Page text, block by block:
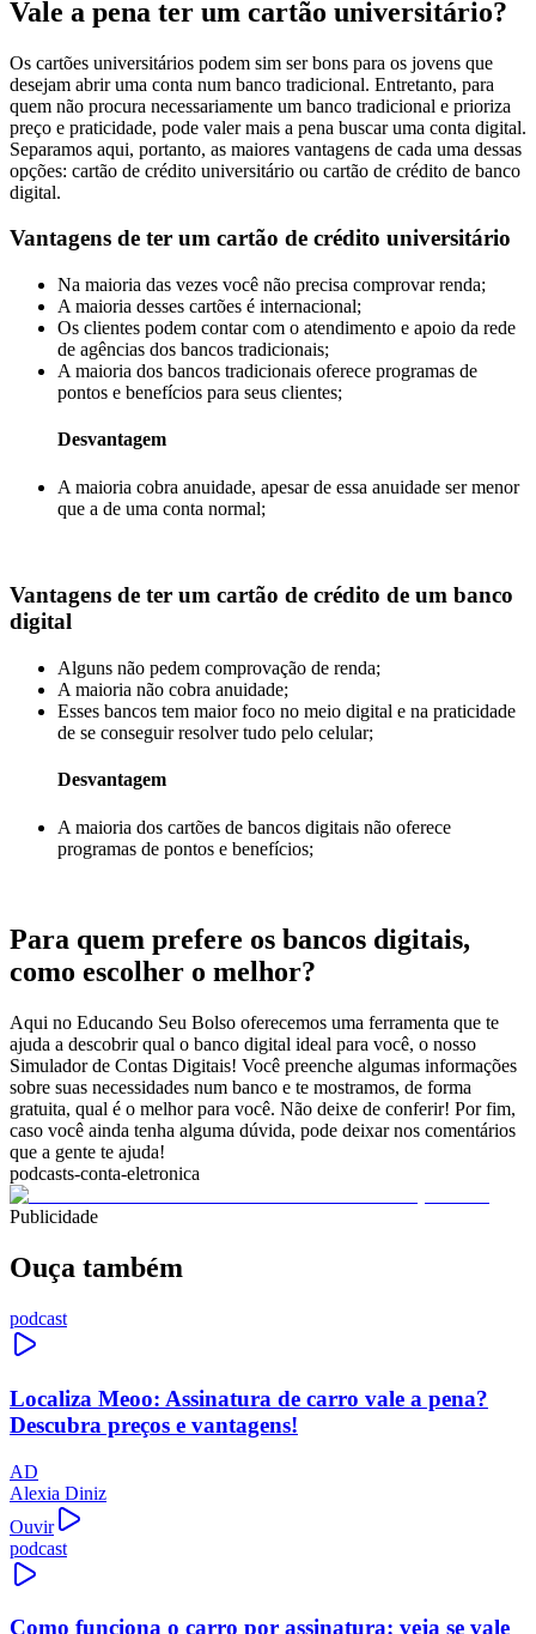
Vale a pena ter um cartão universitário?
Os cartões universitários podem sim ser bons para os jovens que
desejam abrir uma conta num banco tradicional. Entretanto, para
quem não procura necessariamente um banco tradicional e prioriza
preço e praticidade, pode valer mais a pena buscar uma conta digital.
Separamos aqui, portanto, as maiores vantagens de cada uma dessas
opções: cartão de crédito universitário ou cartão de crédito de banco
digital.
Vantagens de ter um cartão de crédito universitário
Na maioria das vezes você não precisa comprovar renda;
A maioria desses cartões é internacional;
Os clientes podem contar com o atendimento e apoio da rede
de agências dos bancos tradicionais;
A maioria dos bancos tradicionais oferece programas de
pontos e benefícios para seus clientes;
Desvantagem
A maioria cobra anuidade, apesar de essa anuidade ser menor
que a de uma conta normal;
Vantagens de ter um cartão de crédito de um banco
digital
Alguns não pedem comprovação de renda;
A maioria não cobra anuidade;
Esses bancos tem maior foco no meio digital e na praticidade
de se conseguir resolver tudo pelo celular;
Desvantagem
A maioria dos cartões de bancos digitais não oferece
programas de pontos e benefícios;
Para quem prefere os bancos digitais,
como escolher o melhor?
Aqui no Educando Seu Bolso oferecemos uma ferramenta que te
ajuda a descobrir qual o banco digital ideal para você, o nosso
Simulador de Contas Digitais! Você preenche algumas informações
sobre suas necessidades num banco e te mostramos, de forma
gratuita, qual é o melhor para você. Não deixe de conferir! Por fim,
caso você ainda tenha alguma dúvida, pode deixar nos comentários
que a gente te ajuda!
podcasts-conta-eletronica
Publicidade
Ouça também
podcast
Localiza Meoo: Assinatura de carro vale a pena?
Descubra preços e vantagens!
AD
Alexia Diniz
Ouvir
podcast
Como funciona o carro por assinatura: veja se vale